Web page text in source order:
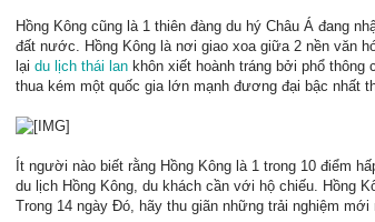
Hồng Kông cũng là 1 thiên đàng du hý Châu Á đang
đất nước. Hồng Kông là nơi giao xoa giữa 2 nền văn
lại du lịch thái lan khôn xiết hoành tráng bởi phổ
thua kém một quốc gia lớn mạnh đương đại bậc nhất
Ít người nào biết rằng Hồng Kông là 1 trong 10 điểm
du lịch Hồng Kông, du khách cần với hộ chiếu. Hồng
Trong 14 ngày Đó, hãy thu giãn những trải nghiệm